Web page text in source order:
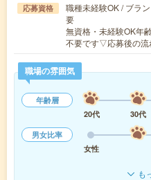
応募資格
職種未経験OK / ブラ
要
無資格・未経験OK年
不要です▽応募後の
職場の雰囲気
年齢層
20代
30代
男女比率
女性
も